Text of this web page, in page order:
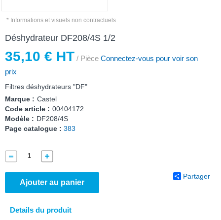
* Informations et visuels non contractuels
Déshydrateur DF208/4S 1/2
35,10 € HT / Pièce Connectez-vous pour voir son
prix
Filtres déshydrateurs "DF"
Marque : Castel
Code article : 00404172
Modèle : DF208/4S
Page catalogue : 383
Ajouter au panier
Partager
Details du produit